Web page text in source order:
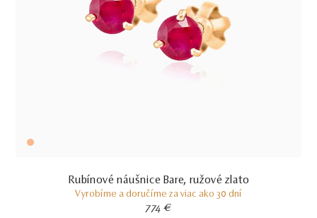
Rubínové náušnice Bare, ružové zlato
Vyrobíme a doručíme za viac ako 30 dní
774 €